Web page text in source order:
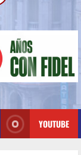
YOUTUBE